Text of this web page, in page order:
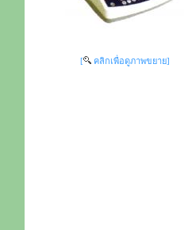
[ คลิกเพื่อดูภาพขยาย]